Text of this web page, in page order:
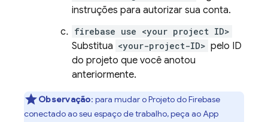
instruções para autorizar sua conta.
firebase use <your project ID>
Substitua <your-project-ID> pelo ID
do projeto que você anotou
anteriormente.
Observação: para mudar o Projeto do Firebase
conectado ao seu espaço de trabalho, peça aoApp